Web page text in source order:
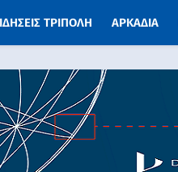
ΤΡΙΠΟΛΗ ΑΡΚΑΔΙΑ